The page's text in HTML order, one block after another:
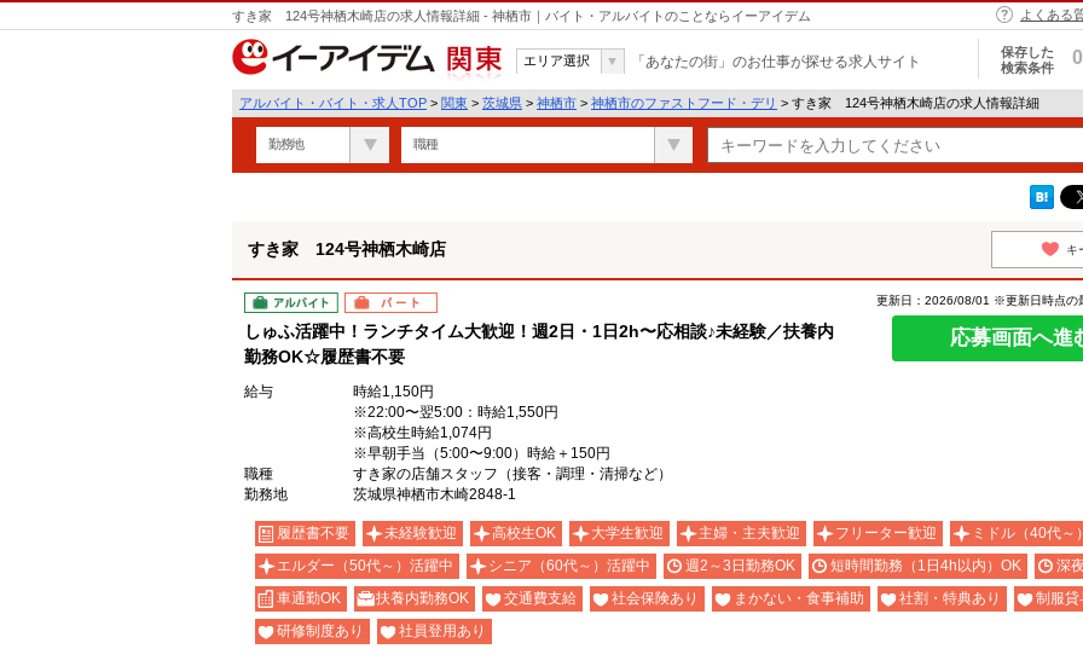
すき家 124号神栖木崎店の求人情報詳細 - 神栖市｜バイト・アルバイトのことならイーアイデム よくある
関東
エリア選択 「あなたの街」のお仕事が探せる求人サイト
保存した
検索条件
0
アルバイト・バイト・求人TOP > 関東 > 茨城県 > 神栖市 > 神栖市のファストフード・デリ > すき家 124号神栖木崎店の求人情報詳細
勤務地 職種
すき家 124号神栖木崎店 キ
アルバイト パート
しゅふ活躍中！ランチタイム大歓迎！週2日・1日2h〜応相談♪未経験／扶養内
勤務OK☆履歴書不要
更新日：2026/08/01 ※更新日時点の
応募画面へ進
給与
時給1,150円
※22:00〜翌5:00：時給1,550円
※高校生時給1,074円
※早朝手当（5:00〜9:00）時給＋150円
職種
すき家の店舗スタッフ（接客・調理・清掃など）
勤務地
茨城県神栖市木崎2848-1
履歴書不要 未経験歓迎 高校生OK 大学生歓迎 主婦・主夫歓迎 フリーター歓迎
ミドル（40代～
エルダー（50代～）活躍中
シニア（60代～）活躍中 週2～3日勤務OK 短時間勤務（1日4h以内）OK
深夜
車通勤OK
扶養内勤務OK 交通費支給 社会保険あり まかない・食事補助 社割・特典あり
制服貸
研修制度あり
社員登用あり